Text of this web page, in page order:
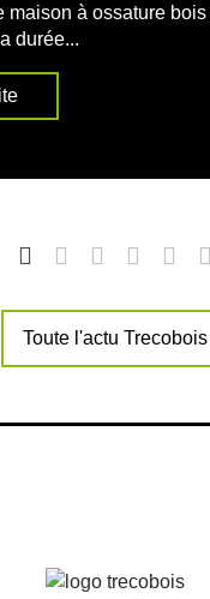
maison à ossature
durée...
Toute l'actu Trecobois